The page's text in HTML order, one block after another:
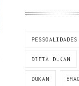
PESSOALIDADES
DIETA DUKAN
DUKAN